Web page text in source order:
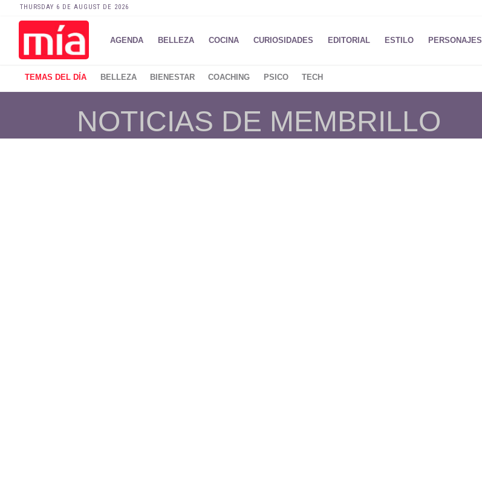
THURSDAY 6 DE AUGUST DE 2026
AGENDA BELLEZA COCINA CURIOSIDADES EDITORIAL ESTILO PERSONAJES
TEMAS DEL DÍA BELLEZA BIENESTAR COACHING PSICO TECH
NOTICIAS DE MEMBRILLO